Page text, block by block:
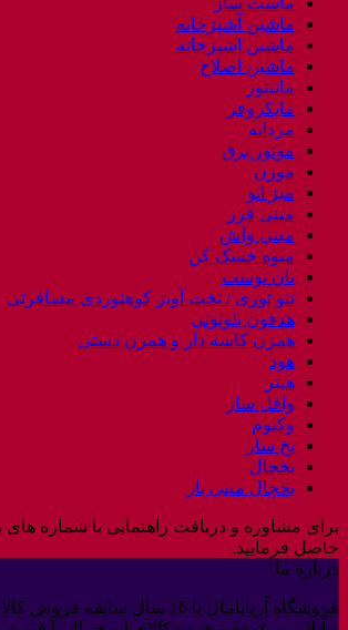
ماشین آشپزخانه
ماشین اشپزخانه
ماشین اصلاح
مانیتور
مایکروفر
مردانه
موتور برق
موزن
میز اتو
مینی فرز
مینی واش
میوه خشک کن
نان توست
ننو توری / تخت آویز کوهنوردی مسافرتی
هدفون بلوتوثی
همزن کاسه دار و همزن دستی
هود
هیتر
وافل ساز
وکیوم
یخ ساز
یخچال
یخچال مینی بار
برای مشاوره و دریافت راهنمایی با شماره های
حاصل فرمایید.
درباره ما
فروشگاه آربابامال با 16 سال